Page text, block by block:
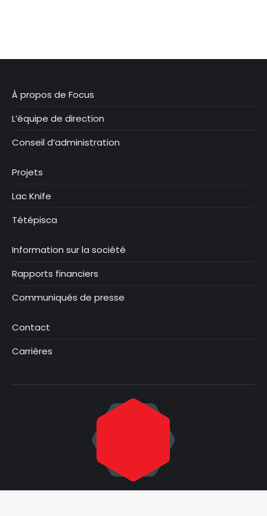
À propos de Focus
L’équipe de direction
Conseil d’administration
Projets
Lac Knife
Tétépisca
Information sur la société
Rapports financiers
Communiqués de presse
Contact
Carrières